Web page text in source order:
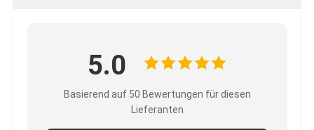
5.0
Basierend auf 50 Bewertungen für diesen
Lieferanten